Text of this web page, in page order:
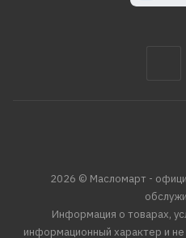
2026 © Масломарт -
Информация о товарах,
информационный характер и